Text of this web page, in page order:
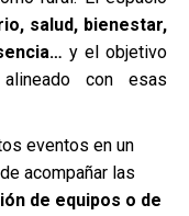
salud, bienestar,
y el objetivo
con esas
eventos en un
acompañar las
de equipos o de